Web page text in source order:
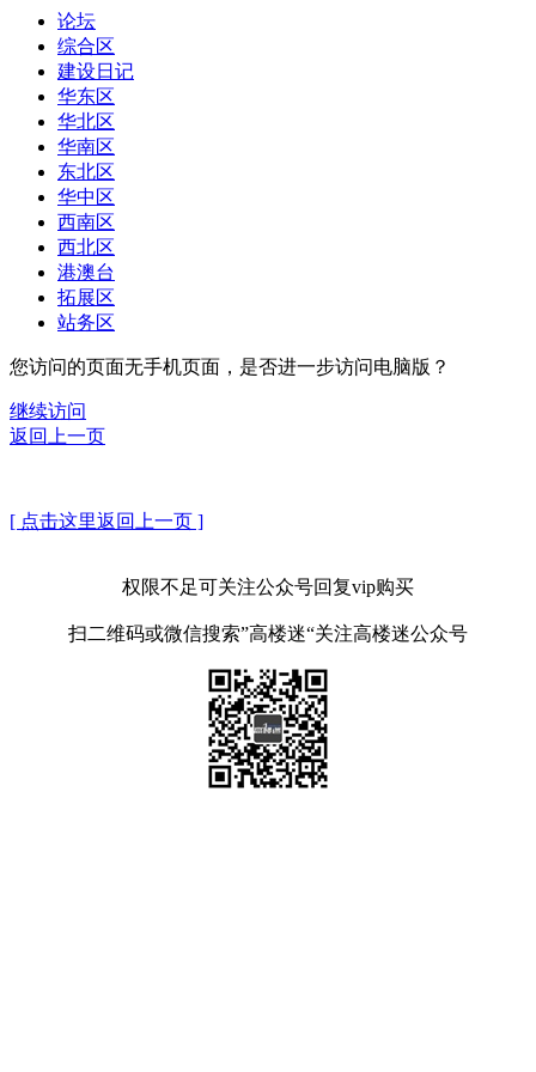
论坛
综合区
建设日记
华东区
华北区
华南区
东北区
华中区
西南区
西北区
港澳台
拓展区
站务区
您访问的页面无手机页面，是否进一步访问电脑版？
继续访问
返回上一页
[ 点击这里返回上一页 ]
权限不足可关注公众号回复vip购买
扫二维码或微信搜索”高楼迷“关注高楼迷公众号